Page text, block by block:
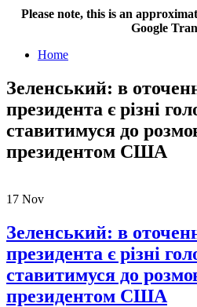
Please note, this is an
Google
Home
Зеленський: в
президента є різні
ставитимуся до
президентом США
17 Nov
Зеленський: в
президента є різні
ставитимуся до
президентом США